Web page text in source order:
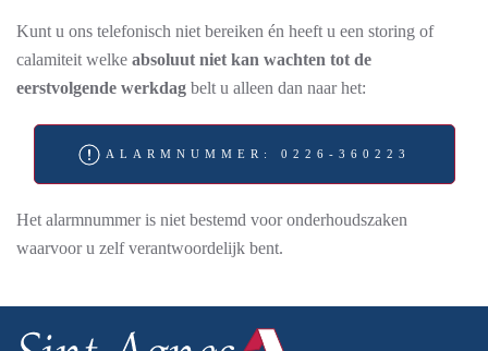
Kunt u ons telefonisch niet bereiken én heeft u een storing of
calamiteit welke absoluut niet kan wachten tot de
eerstvolgende werkdag belt u alleen dan naar het:
ALARMNUMMER: 0226-360223
Het alarmnummer is niet bestemd voor onderhoudszaken
waarvoor u zelf verantwoordelijk bent.